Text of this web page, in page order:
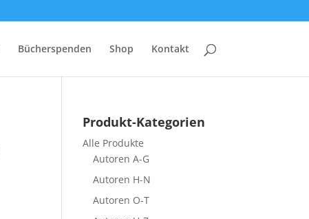
Bücherspenden Shop Kontakt
Produkt-Kategorien
Alle Produkte
Autoren A-G
Autoren H-N
Autoren O-T